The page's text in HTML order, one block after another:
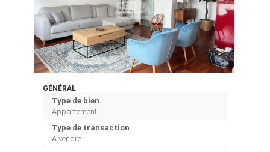
GÉNÉRAL
Type de bien
Appartement
Type de transaction
A vendre